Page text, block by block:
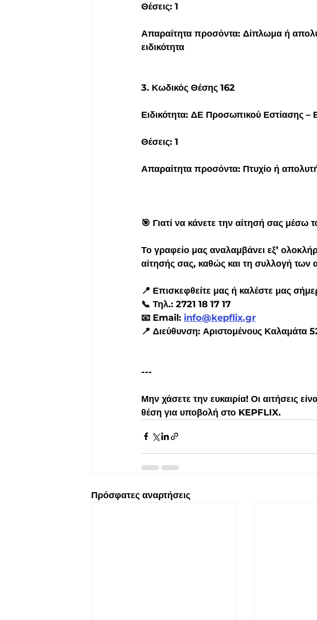
Θέσεις: 1
Απαραίτητα προσόντα: Δίπλωμα ή
ειδικότητα
3. Κωδικός Θέσης 162
Ειδικότητα: ΔΕ Προσωπικού Εστίασης –
Θέσεις: 1
Απαραίτητα προσόντα: Πτυχίο ή
🎯 Γιατί να κάνετε την αίτησή σας μέσω
Το γραφείο μας αναλαμβάνει εξ’
αίτησής σας, καθώς και τη συλλογή των
📍 Επισκεφθείτε μας ή καλέστε μας
📞 Τηλ.: 2721 18 17 17
📧 Email: info@kepflix.gr
📍 Διεύθυνση: Αριστομένους Καλαμάτα
---
Μην χάσετε την ευκαιρία! Οι αιτήσεις
θέση για υποβολή στο KEPFLIX.
Πρόσφατες αναρτήσεις